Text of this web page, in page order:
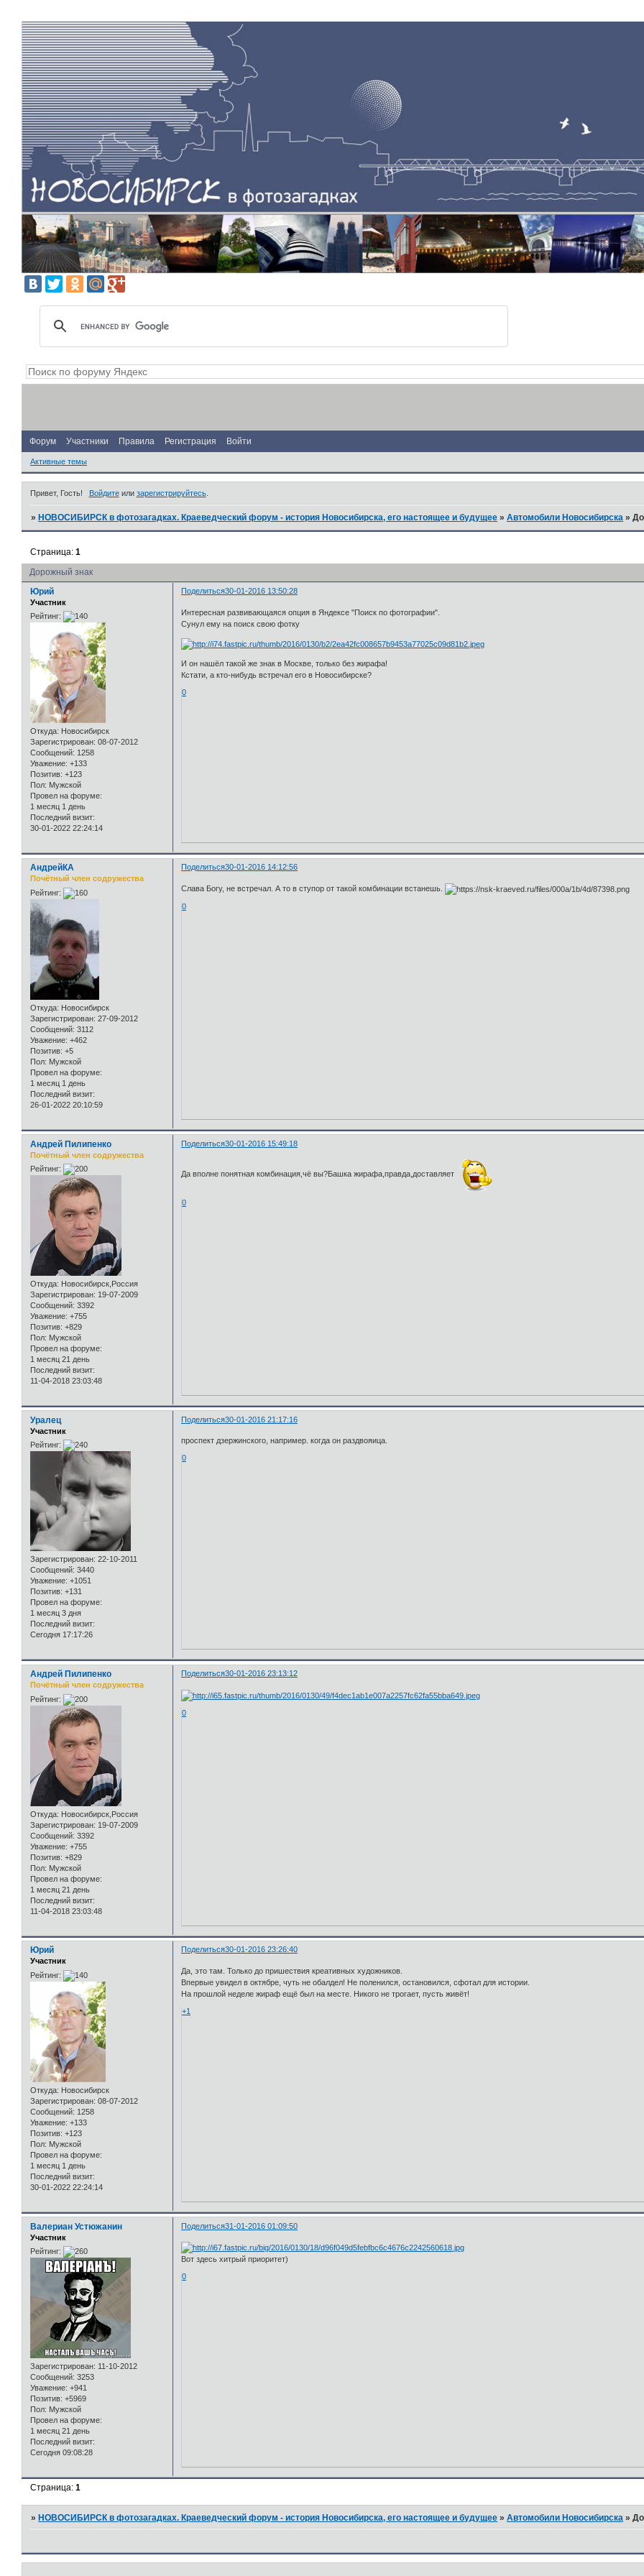
Форум Участники Правила Регистрация Войти
Активные темы
Привет, Гость! Войдитеили зарегистрируйтесь.
»НОВОСИБИРСК в фотозагадках. Краеведческий форум - история Новосибирска, его настоящее и будущее »Автомобили Новосибирска »
Дорожный знак
Страница:1
Поделиться30-01-2016 13:50:28
Юрий
Участник
Рейтинг:
Откуда: Новосибирск
Зарегистрирован: 08-07-2012
Сообщений: 1258
Уважение: +133
Позитив: +123
Пол: Мужской
Провел на форуме:
1 месяц 1 день
Последний визит:
30-01-2022 22:24:14
Интересная развивающаяся опция в Яндексе "Поиск по фотографии".
Сунул ему на поиск свою фотку
И он нашёл такой же знак в Москве, только без жирафа!
Кстати, а кто-нибудь встречал его в Новосибирске?
0
Поделиться30-01-2016 14:12:56
АндрейКА
Почётный член содружества
Рейтинг:
Откуда: Новосибирск
Зарегистрирован: 27-09-2012
Сообщений: 3112
Уважение: +462
Позитив: +5
Пол: Мужской
Провел на форуме:
1 месяц 1 день
Последний визит:
26-01-2022 20:10:59
Слава Богу, не встречал. А то в ступор от такой комбинации встанешь.
0
Поделиться30-01-2016 15:49:18
Андрей Пилипенко
Почётный член содружества
Рейтинг:
Откуда: Новосибирск,Россия
Зарегистрирован: 19-07-2009
Сообщений: 3392
Уважение: +755
Позитив: +829
Пол: Мужской
Провел на форуме:
1 месяц 21 день
Последний визит:
11-04-2018 23:03:48
Да вполне понятная комбинация,чё вы?Башка жирафа,правда,доставляет
0
Поделиться30-01-2016 21:17:16
Уралец
Участник
Рейтинг:
Зарегистрирован: 22-10-2011
Сообщений: 3440
Уважение: +1051
Позитив: +131
Провел на форуме:
1 месяц 3 дня
Последний визит:
Сегодня 17:17:26
проспект дзержинского, например. когда он раздвояица.
0
Поделиться30-01-2016 23:13:12
Андрей Пилипенко
Почётный член содружества
Рейтинг:
Откуда: Новосибирск,Россия
Зарегистрирован: 19-07-2009
Сообщений: 3392
Уважение: +755
Позитив: +829
Пол: Мужской
Провел на форуме:
1 месяц 21 день
Последний визит:
11-04-2018 23:03:48
0
Поделиться30-01-2016 23:26:40
Юрий
Участник
Рейтинг:
Откуда: Новосибирск
Зарегистрирован: 08-07-2012
Сообщений: 1258
Уважение: +133
Позитив: +123
Пол: Мужской
Провел на форуме:
1 месяц 1 день
Последний визит:
30-01-2022 22:24:14
Да, это там. Только до пришествия креативных художников.
Впервые увидел в октябре, чуть не обалдел! Не поленился, остановился, сфотал для истории.
На прошлой неделе жираф ещё был на месте. Никого не трогает, пусть живёт!
+1
Поделиться31-01-2016 01:09:50
Валериан Устюжанин
Участник
Рейтинг:
Зарегистрирован: 11-10-2012
Сообщений: 3253
Уважение: +941
Позитив: +5969
Пол: Мужской
Провел на форуме:
1 месяц 21 день
Последний визит:
Сегодня 09:08:28
Вот здесь хитрый приоритет)
0
Страница:1
»НОВОСИБИРСК в фотозагадках. Краеведческий форум - история Новосибирска, его настоящее и будущее »Автомобили Новосибирска »